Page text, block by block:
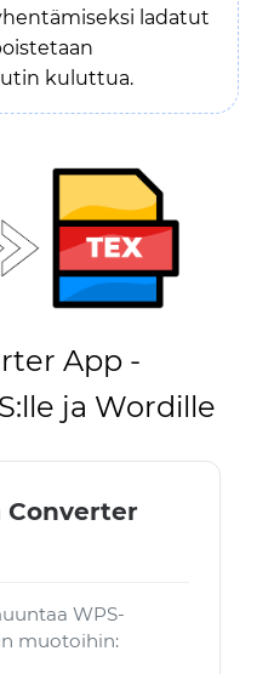
ladatut
kuluttua.
App -
ja Wordille
Converter
WPS-
muotoihin: